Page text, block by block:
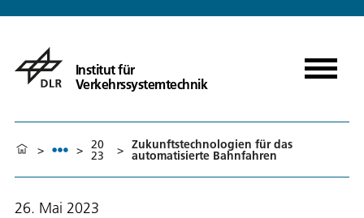
Institut für
Verkehrssystemtechnik
> > 20
23 > Zukunftstechnologien für das
automatisierte Bahnfahren
26. Mai 2023